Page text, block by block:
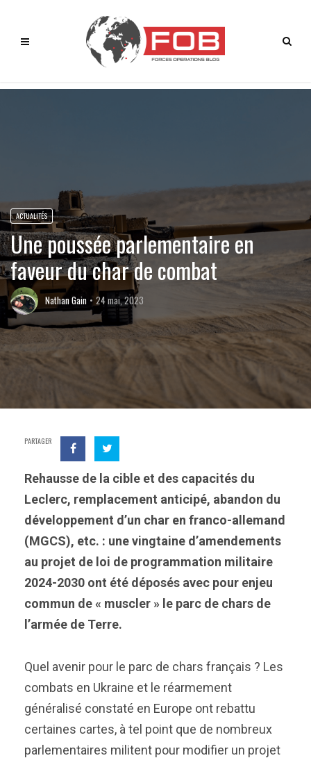
ACTUALITÉS
Une poussée parlementaire en
faveur du char de combat
Nathan Gain 24 mai, 2023
PARTAGER
Rehausse de la cible et des capacités du
Leclerc, remplacement anticipé, abandon du
développement d’un char en franco-allemand
(MGCS), etc. : une vingtaine d’amendements
au projet de loi de programmation militaire
2024-2030 ont été déposés avec pour enjeu
commun de « muscler » le parc de chars de
l’armée de Terre.
Quel avenir pour le parc de chars français ? Les
combats en Ukraine et le réarmement
généralisé constaté en Europe ont rebattu
certaines cartes, à tel point que de nombreux
parlementaires militent pour modifier un projet